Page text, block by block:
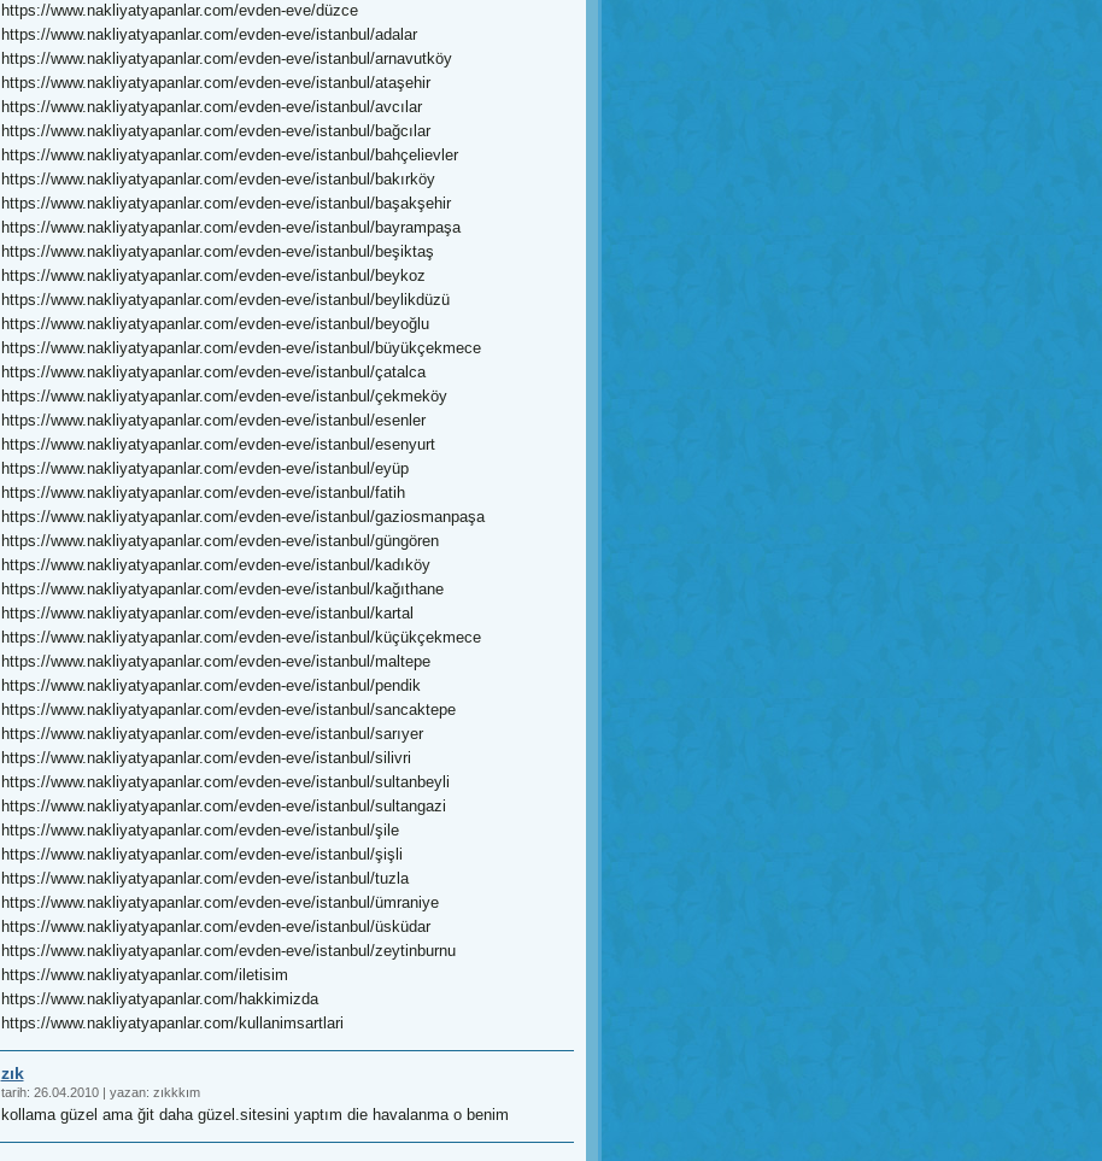
https://www.nakliyatyapanlar.com/evden-eve/düzce
https://www.nakliyatyapanlar.com/evden-eve/istanbul/adalar
https://www.nakliyatyapanlar.com/evden-eve/istanbul/arnavutköy
https://www.nakliyatyapanlar.com/evden-eve/istanbul/ataşehir
https://www.nakliyatyapanlar.com/evden-eve/istanbul/avcılar
https://www.nakliyatyapanlar.com/evden-eve/istanbul/bağcılar
https://www.nakliyatyapanlar.com/evden-eve/istanbul/bahçelievler
https://www.nakliyatyapanlar.com/evden-eve/istanbul/bakırköy
https://www.nakliyatyapanlar.com/evden-eve/istanbul/başakşehir
https://www.nakliyatyapanlar.com/evden-eve/istanbul/bayrampaşa
https://www.nakliyatyapanlar.com/evden-eve/istanbul/beşiktaş
https://www.nakliyatyapanlar.com/evden-eve/istanbul/beykoz
https://www.nakliyatyapanlar.com/evden-eve/istanbul/beylikdüzü
https://www.nakliyatyapanlar.com/evden-eve/istanbul/beyoğlu
https://www.nakliyatyapanlar.com/evden-eve/istanbul/büyükçekmece
https://www.nakliyatyapanlar.com/evden-eve/istanbul/çatalca
https://www.nakliyatyapanlar.com/evden-eve/istanbul/çekmeköy
https://www.nakliyatyapanlar.com/evden-eve/istanbul/esenler
https://www.nakliyatyapanlar.com/evden-eve/istanbul/esenyurt
https://www.nakliyatyapanlar.com/evden-eve/istanbul/eyüp
https://www.nakliyatyapanlar.com/evden-eve/istanbul/fatih
https://www.nakliyatyapanlar.com/evden-eve/istanbul/gaziosmanpaşa
https://www.nakliyatyapanlar.com/evden-eve/istanbul/güngören
https://www.nakliyatyapanlar.com/evden-eve/istanbul/kadıköy
https://www.nakliyatyapanlar.com/evden-eve/istanbul/kağıthane
https://www.nakliyatyapanlar.com/evden-eve/istanbul/kartal
https://www.nakliyatyapanlar.com/evden-eve/istanbul/küçükçekmece
https://www.nakliyatyapanlar.com/evden-eve/istanbul/maltepe
https://www.nakliyatyapanlar.com/evden-eve/istanbul/pendik
https://www.nakliyatyapanlar.com/evden-eve/istanbul/sancaktepe
https://www.nakliyatyapanlar.com/evden-eve/istanbul/sarıyer
https://www.nakliyatyapanlar.com/evden-eve/istanbul/silivri
https://www.nakliyatyapanlar.com/evden-eve/istanbul/sultanbeyli
https://www.nakliyatyapanlar.com/evden-eve/istanbul/sultangazi
https://www.nakliyatyapanlar.com/evden-eve/istanbul/şile
https://www.nakliyatyapanlar.com/evden-eve/istanbul/şişli
https://www.nakliyatyapanlar.com/evden-eve/istanbul/tuzla
https://www.nakliyatyapanlar.com/evden-eve/istanbul/ümraniye
https://www.nakliyatyapanlar.com/evden-eve/istanbul/üsküdar
https://www.nakliyatyapanlar.com/evden-eve/istanbul/zeytinburnu
https://www.nakliyatyapanlar.com/iletisim
https://www.nakliyatyapanlar.com/hakkimizda
https://www.nakliyatyapanlar.com/kullanimsartlari
zık
tarih: 26.04.2010| yazan: zıkkkım
kollama güzel ama ğit daha güzel.sitesini yaptım die havalanma o benim